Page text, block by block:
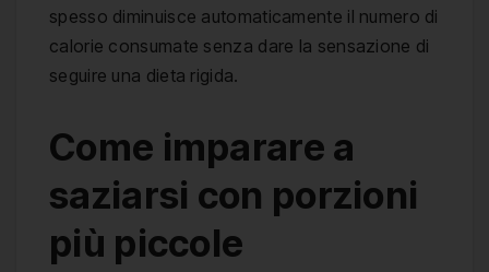
spesso diminuisce automaticamente il numero di
calorie consumate senza dare la sensazione di
seguire una dieta rigida.
Come imparare a
saziarsi con porzioni
più piccole